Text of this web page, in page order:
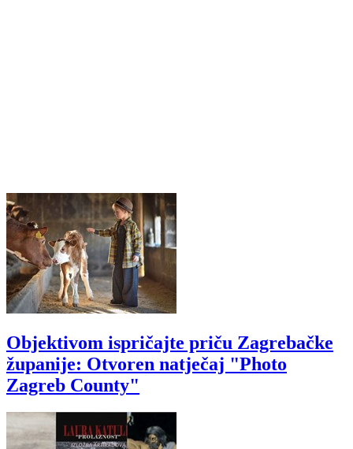
Objektivom ispričajte priču Zagrebačke
županije: Otvoren natječaj "Photo
Zagreb County"